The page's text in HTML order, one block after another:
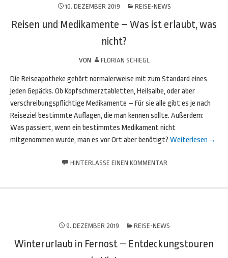
10. DEZEMBER 2019 REISE-NEWS
Reisen und Medikamente – Was ist erlaubt, was
nicht?
VON FLORIAN SCHIEGL
Die Reiseapotheke gehört normalerweise mit zum Standard eines
jeden Gepäcks. Ob Kopfschmerztabletten, Heilsalbe, oder aber
verschreibungspflichtige Medikamente – Für sie alle gibt es je nach
Reiseziel bestimmte Auflagen, die man kennen sollte. Außerdem:
Was passiert, wenn ein bestimmtes Medikament nicht
mitgenommen wurde, man es vor Ort aber benötigt? Weiterlesen →
HINTERLASSE EINEN KOMMENTAR
9. DEZEMBER 2019 REISE-NEWS
Winterurlaub in Fernost – Entdeckungstouren